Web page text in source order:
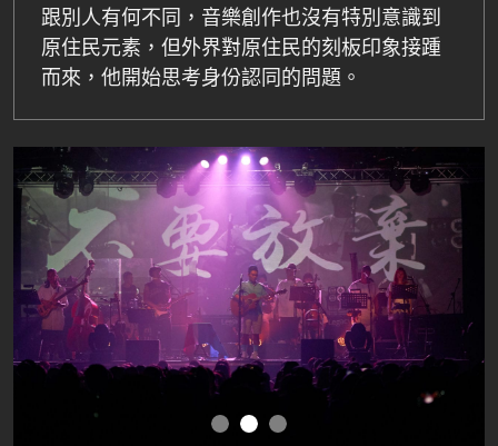
跟別人有何不同，音樂創作也沒有特別意識到
原住民元素，但外界對原住民的刻板印象接踵
而來，他開始思考身份認同的問題。